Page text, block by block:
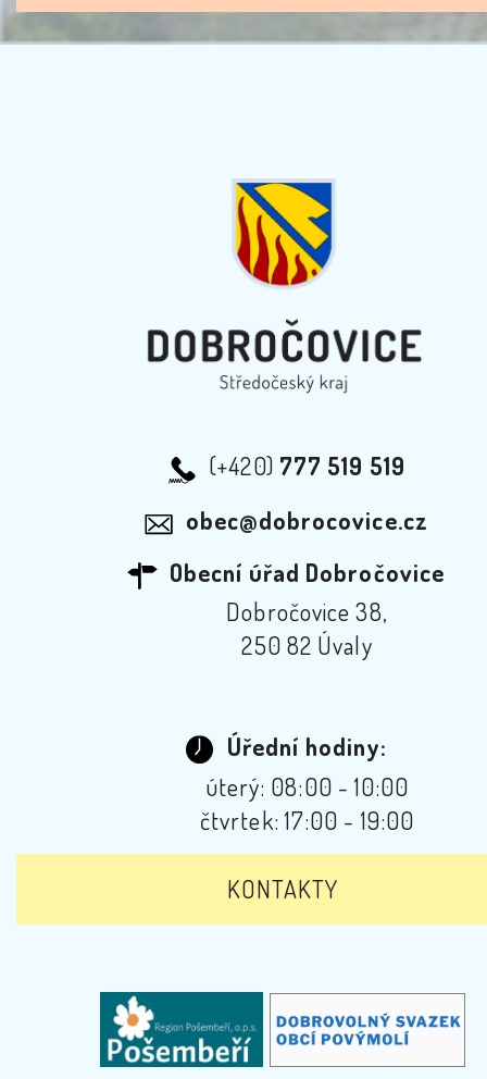
(+420) 777 519 519
obec@dobrocovice.cz
Obecní úřad Dobročovice
Dobročovice 38,
250 82 Úvaly
Úřední hodiny:
úterý: 08:00 - 10:00
čtvrtek: 17:00 - 19:00
KONTAKTY